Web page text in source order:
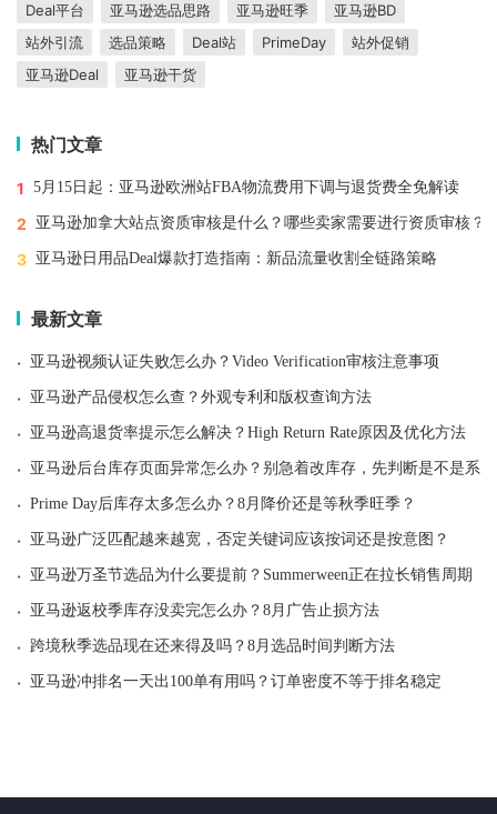
Deal平台
亚马逊选品思路 亚马逊旺季
亚马逊BD
站外引流
选品策略 Deal站 PrimeDay
站外促销
亚马逊Deal
亚马逊干货
热门文章
1 5月15日起：亚马逊欧洲站FBA物流费用下调与退货费全免解读
2 亚马逊加拿大站点资质审核是什么？哪些卖家需要进行资质审核？
3 亚马逊日用品Deal爆款打造指南：新品流量收割全链路策略
最新文章
· 亚马逊视频认证失败怎么办？Video Verification审核注意事项
· 亚马逊产品侵权怎么查？外观专利和版权查询方法
· 亚马逊高退货率提示怎么解决？High Return Rate原因及优化方法
· 亚马逊后台库存页面异常怎么办？别急着改库存，先判断是不是系
· Prime Day后库存太多怎么办？8月降价还是等秋季旺季？
· 亚马逊广泛匹配越来越宽，否定关键词应该按词还是按意图？
· 亚马逊万圣节选品为什么要提前？Summerween正在拉长销售周期
· 亚马逊返校季库存没卖完怎么办？8月广告止损方法
· 跨境秋季选品现在还来得及吗？8月选品时间判断方法
· 亚马逊冲排名一天出100单有用吗？订单密度不等于排名稳定